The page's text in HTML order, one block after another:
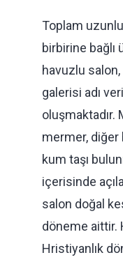
Toplam
birbirine bağlı
havuzlu
galerisi adı
oluşmaktadır.
mermer, diğer
kum taşı
içerisinde
salon doğal
döneme aittir.
Hristiyanlık